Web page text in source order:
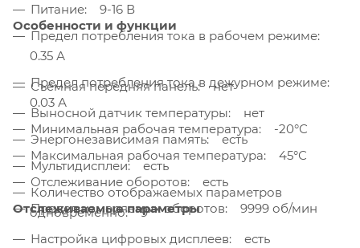
Питание: 9-16 В
Предел потребления тока в рабочем режиме:
0.35 А
Предел потребления тока в дежурном режиме:
0.03 А
Минимальная рабочая температура: -20°С
Максимальная рабочая температура: 45°С
Отслеживание оборотов: есть
Предел измеряемых оборотов: 9999 об/мин
Особенности и функции
Съёмная передняя панель: нет
Выносной датчик температуры: нет
Энергонезависимая память: есть
Мультидисплеи: есть
Количество отображаемых параметров
одновременно: 9
Настройка цифровых дисплеев: есть
Отслеживаемые параметры